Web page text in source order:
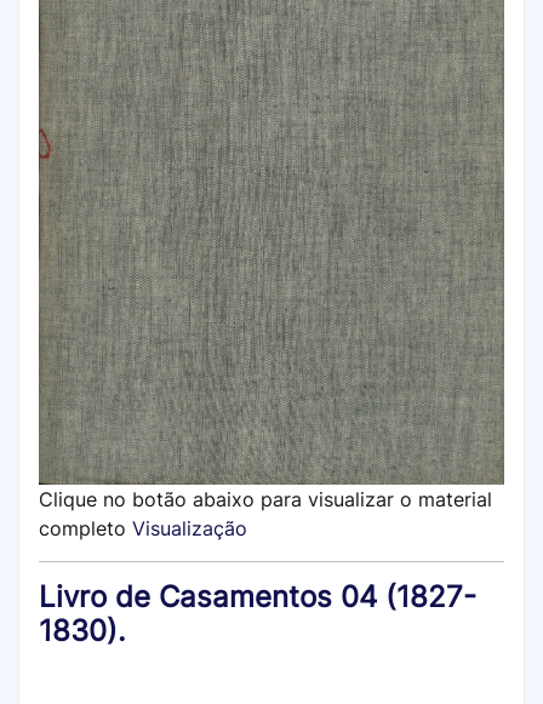
Clique no botão abaixo para visualizar o material
completo Visualização
Livro de Casamentos 04 (1827-
1830).